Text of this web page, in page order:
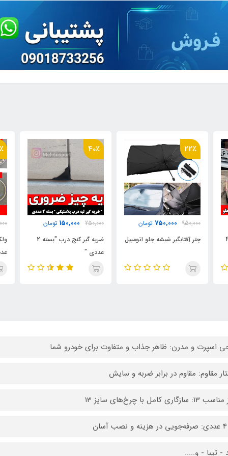
40٪
250,000
150,000 تومان
ضربه گیر کنج درب "بسته 2
47٪
1,200,000
640,000 تومان
ولکام لایت زیر درب بسته 2
عددی
اسپرت و مدرن: ظاهر جذاب و متفاوت برای خودرو شما
مقاوم: مقاوم در برابر ضربه و سایش
کامل با چرخ‌های سایز 13
- تیبا - و.....